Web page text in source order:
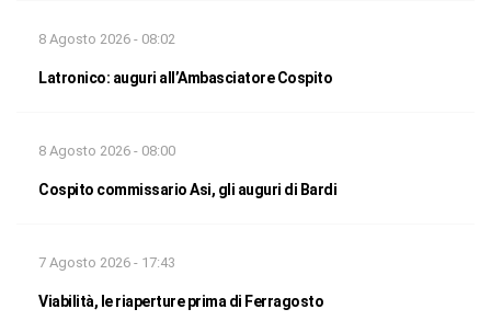
8 Agosto 2026 - 08:02
Latronico: auguri all’Ambasciatore Cospito
8 Agosto 2026 - 08:00
Cospito commissario Asi, gli auguri di Bardi
7 Agosto 2026 - 17:43
Viabilità, le riaperture prima di Ferragosto